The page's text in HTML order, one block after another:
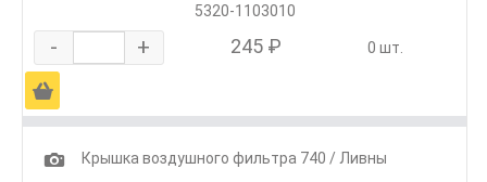
5320-1103010
- + 245 ₽ 0 шт.
Ä
1
Крышка воздушного фильтра 740 / Ливны